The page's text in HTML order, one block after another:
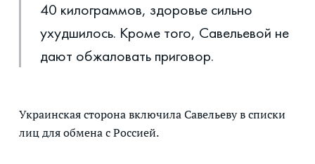
40 килограммов, здоровье сильно
ухудшилось. Кроме того, Савельевой не
дают обжаловать приговор.
Украинская сторона включила Савельеву в списки
лиц для обмена с Россией.